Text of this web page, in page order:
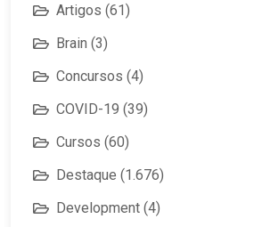
Artigos (61)
Brain (3)
Concursos (4)
COVID-19 (39)
Cursos (60)
Destaque (1.676)
Development (4)